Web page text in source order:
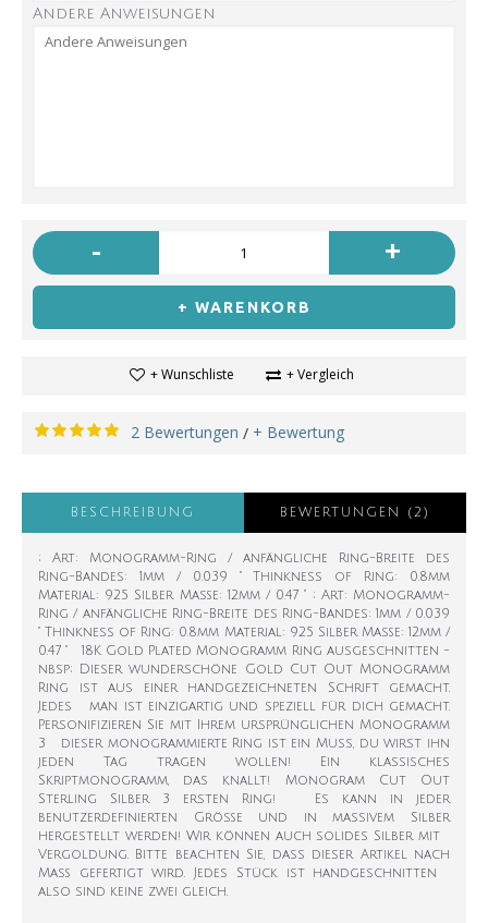
Andere Anweisungen
- +
+ WARENKORB
+ Wunschliste + Vergleich
2 Bewertungen / + Bewertung
BESCHREIBUNG BEWERTUNGEN (2)
; Art: Monogramm-Ring / anfängliche Ring-Breite des
Ring-Bandes: 1mm / 0.039 " Thinkness of Ring: 0.8mm
Material: 925 Silber Maße: 12mm / 0.47 " ; Art: Monogramm-
Ring / anfängliche Ring-Breite des Ring-Bandes: 1mm / 0.039
" Thinkness of Ring: 0.8mm Material: 925 Silber Maße: 12mm /
0.47 " 18K Gold Plated Monogramm Ring ausgeschnitten -
nbsp; Dieser wunderschöne Gold Cut Out Monogramm
Ring ist aus einer handgezeichneten Schrift gemacht.
Jedes man ist einzigartig und speziell für dich gemacht.
Personifizieren Sie mit Ihrem ursprünglichen Monogramm
3 dieser monogrammierte Ring ist ein Muss, du wirst ihn
jeden Tag tragen wollen! Ein klassisches
Skriptmonogramm, das knallt! Monogram Cut Out
Sterling Silber 3 ersten Ring! Es kann in jeder
benutzerdefinierten Größe und in massivem Silber
hergestellt werden! Wir können auch solides Silber mit
Vergoldung. Bitte beachten Sie, dass dieser Artikel nach
Maß gefertigt wird. Jedes Stück ist handgeschnitten
also sind keine zwei gleich.